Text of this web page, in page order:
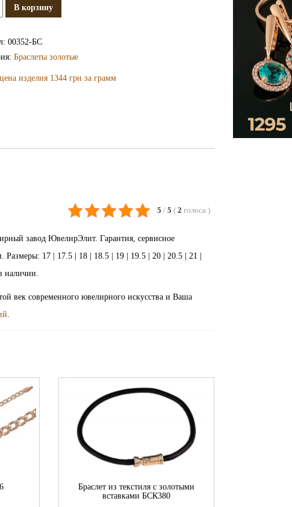
В корзину
00352-БС
Браслеты золотые
цена изделия 1344 грн за грамм
5 / 5 ( 2 голоса )
завод ЮвелирЭлит. Гарантия, сервисное
17 | 17.5 | 18 | 18.5 | 19 | 19.5 | 20 | 20.5 | 21 |
наличии.
век современного ювелирного искусства и Ваша
.
Браслет из текстиля с золотыми
вставками БСК380